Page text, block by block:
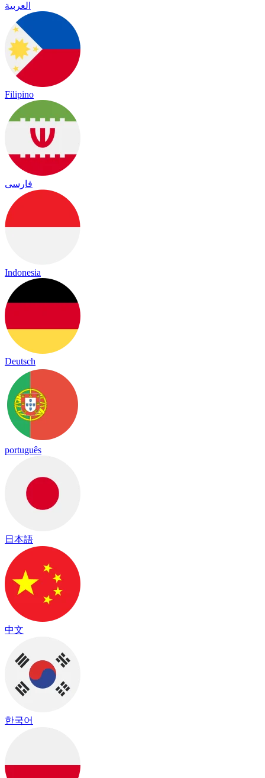
العربية
Filipino
فارسی
Indonesia
Deutsch
português
日本語
中文
한국어